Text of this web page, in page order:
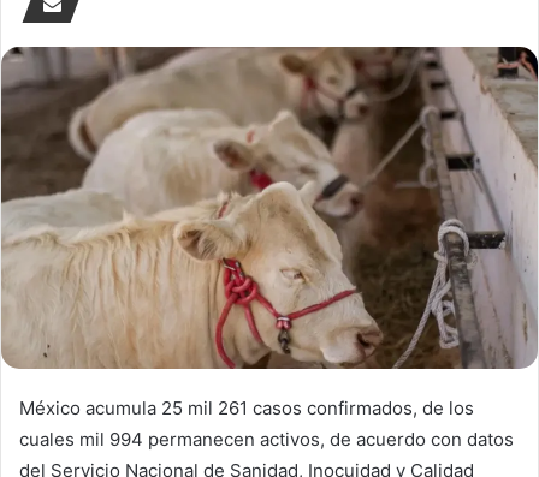
México acumula 25 mil 261 casos confirmados, de los
cuales mil 994 permanecen activos, de acuerdo con datos
del Servicio Nacional de Sanidad, Inocuidad y Calidad